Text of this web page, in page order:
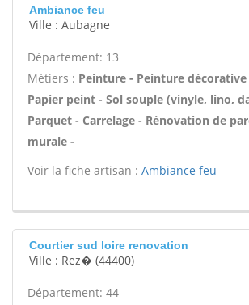
Ambiance feu
Ville : Aubagne
Département: 13
Métiers : Peinture - Peinture
Papier peint - Sol souple (vinyle, lino,
Parquet - Carrelage - Rénovation de
murale -
Voir la fiche artisan : Ambiance feu
Courtier sud loire renovation
Ville : Rez� (44400)
Département: 44